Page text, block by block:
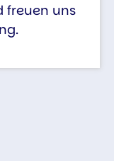
freuen uns